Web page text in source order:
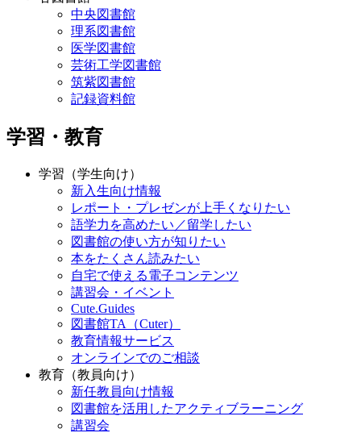
中央図書館
理系図書館
医学図書館
芸術工学図書館
筑紫図書館
記録資料館
学習・教育
学習（学生向け）
新入生向け情報
レポート・プレゼンが上手くなりたい
語学力を高めたい／留学したい
図書館の使い方が知りたい
本をたくさん読みたい
自宅で使える電子コンテンツ
講習会・イベント
Cute.Guides
図書館TA（Cuter）
教育情報サービス
オンラインでのご相談
教育（教員向け）
新任教員向け情報
図書館を活用したアクティブラーニング
講習会